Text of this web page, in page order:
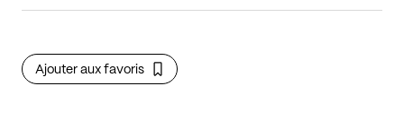
Ajouter aux favoris